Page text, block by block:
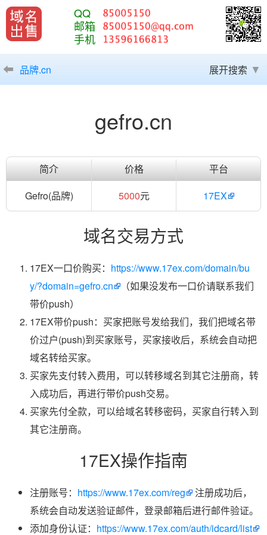
QQ
邮箱
手机
品牌.cn 展开搜索
gefro.cn
简介 价格
平台
Gefro(品牌)
5000元 17EX
域名交易方式
17EX一口价购买： https://www.17ex.com/domain/bu
y/?domain=gefro.cn
（如果没发布一口价请联系我们
带价push）
17EX带价push：买家把账号发给我们，我们把域名带
价过户(push)到买家账号，买家接收后，系统会自动把
域名转给买家。
买家先支付转入费用，可以转移域名到其它注册商，转
入成功后，再进行带价push交易。
买家先付全款，可以给域名转移密码，买家自行转入到
其它注册商。
17EX操作指南
注册账号： https://www.17ex.com/reg
注册成功后，
系统会自动发送验证邮件，登录邮箱后进行邮件验证。
添加身份认证： https://www.17ex.com/auth/idcard/list